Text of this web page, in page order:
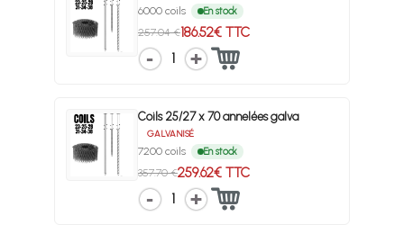
6000 coils En stock
257.04 €186.52€ TTC
1
Coils 25/27 x 70 annelées galva
GALVANISÉ
7200 coils En stock
357.70 €259.62€ TTC
1